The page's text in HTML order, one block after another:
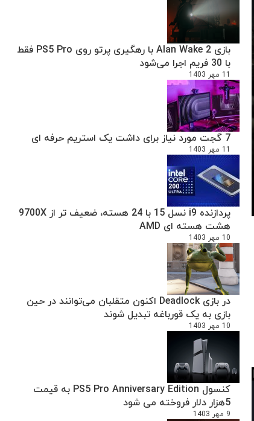
بازی Alan Wake 2 با رهگیری پرتو روی PS5 Pro فقط
با 30 فریم اجرا می‌شود
11 مهر 1403
7 گجت مورد نیاز برای داشت یک استریم حرفه ای
11 مهر 1403
پردازنده i9 نسل 15 با 24 هسته، ضعیف تر از 9700X
هشت هسته ای AMD
10 مهر 1403
در بازی Deadlock اکنون متقلبان می‌توانند در حین
بازی به یک قورباغه تبدیل شوند
10 مهر 1403
کنسول PS5 Pro Anniversary Edition به قیمت
5هزار دلار فروخته می شود
9 مهر 1403